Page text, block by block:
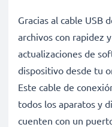
Gracias al cable USB
archivos con rapidez
actualizaciones de
dispositivo desde tu
Este cable de
todos los aparatos y
cuenten con un